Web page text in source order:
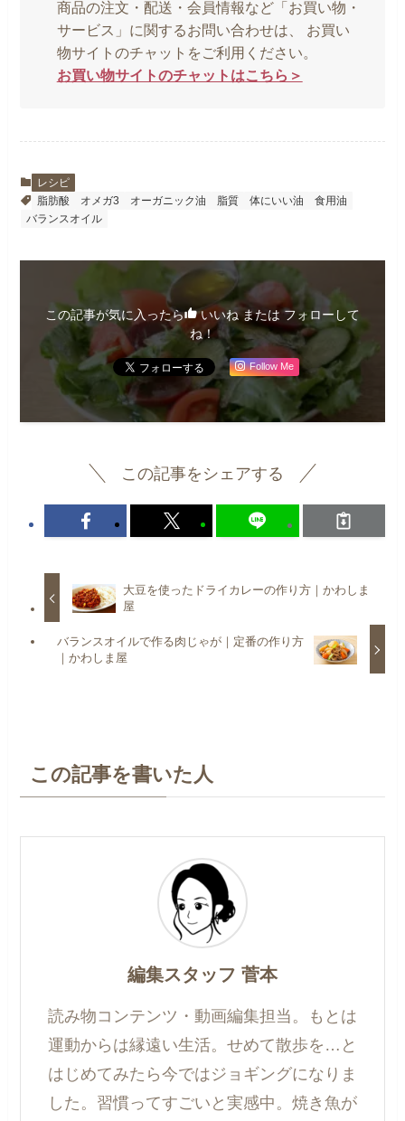
商品の注文・配送・会員情報など「お買い物・
サービス」に関するお問い合わせは、 お買い
物サイトのチャットをご利用ください。
お買い物サイトのチャットはこちら＞
レシピ
脂肪酸
オメガ3 オーガニック油 脂質 体にいい油
食用油
バランスオイル
この記事が気に入ったら
いいね または フォローして
ね！
Follow Me
この記事をシェアする
大豆を使ったドライカレーの作り方｜かわしま
屋
バランスオイルで作る肉じゃが｜定番の作り方
｜かわしま屋
この記事を書いた人
編集スタッフ 菅本
読み物コンテンツ・動画編集担当。もとは
運動からは縁遠い生活。せめて散歩を…と
はじめてみたら今ではジョギングになりま
した。習慣ってすごいと実感中。焼き魚が